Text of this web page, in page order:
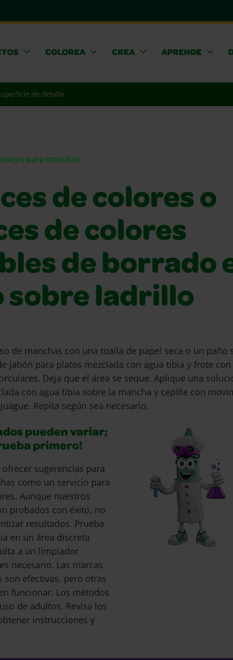
COLOREA CREA APRENDE
de detalle
para manchas
de colores o
de colores
de borrado
sobre ladrillo
de manchas con una toalla de papel seca o un paño
jabón para platos mezclada con agua tibia y frote
Deja que el área se seque. Aplique una
con agua tibia sobre la mancha y cepille con
Repita según sea necesario.
pueden variar;
primero!
sugerencias para
como un servicio para
Aunque nuestros
probados con éxito, no
resultados. Prueba
en un área discreta
a un limpiador
necesario. Las marcas
son efectivas, pero otras
funcionar. Los métodos
de adultos. Revisa los
instrucciones y